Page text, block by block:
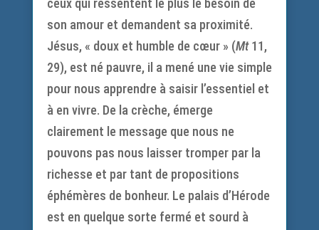
ceux qui ressentent le plus le besoin de
son amour et demandent sa proximité.
Jésus, « doux et humble de cœur » (Mt11,
29), est né pauvre, il a mené une vie simple
pour nous apprendre à saisir l’essentiel et
à en vivre. De la crèche, émerge
clairement le message que nous ne
pouvons pas nous laisser tromper par la
richesse et par tant de propositions
éphémères de bonheur. Le palais d’Hérode
est en quelque sorte fermé et sourd à